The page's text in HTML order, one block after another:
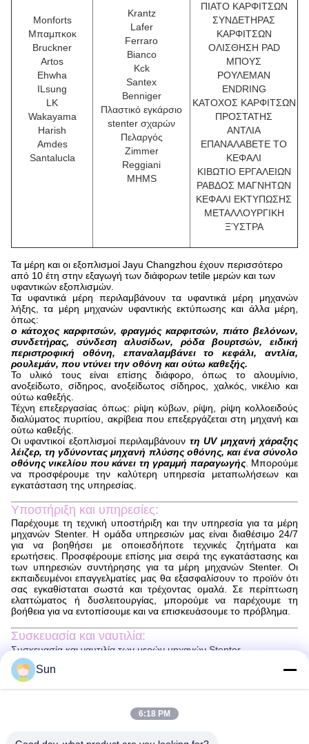
Monforts
Μπαμπκοκ
Bruckner
Artos
Ehwha
ILsung
LK
Wakayama
Harish
Amdes
Santalucla
Krantz
Lafer
Ferraro
Bianco
Kck
Santex
Benniger
Πλαστικό εγκάρσιο
stenter σχαρών
Πελαργός
Zimmer
Reggiani
MHMS
ΠΙΑΤΟ ΚΑΡΦΙΤΣΩΝ
ΣΥΝΔΕΤΗΡΑΣ
ΚΑΡΦΙΤΣΩΝ
ΟΛΙΣΘΗΣΗ PAD
ΜΠΟΥΣ
ΡΟΥΛΕΜΑΝ
ENDRING
ΚΑΤΟΧΟΣ ΚΑΡΦΙΤΣΩΝ
ΠΡΟΣΤΑΤΗΣ
ΑΝΤΛΙΑ
ΕΠΑΝΑΛΑΒΕΤΕ ΤΟ
ΚΕΦΑΛΙ
ΚΙΒΩΤΙΟ ΕΡΓΑΛΕΙΩΝ
ΡΑΒΔΟΣ ΜΑΓΝΗΤΩΝ
ΚΕΦΑΛΙ ΕΚΤΥΠΩΣΗΣ
ΜΕΤΑΛΛΟΥΡΓΙΚΗ
ΞΎΣΤΡΑ
Τα μέρη και οι εξοπλισμοί Jayu Changzhou έχουν περισσότερο
από 10 έτη στην εξαγωγή των διάφορων tetile μερών και των
υφαντικών εξοπλισμών.
Τα υφαντικά μέρη περιλαμβάνουν τα υφαντικά μέρη μηχανών
λήξης, τα μέρη μηχανών υφαντικής εκτύπωσης και άλλα μέρη,
όπως:
ο κάτοχος καρφιτσών, φραγμός καρφιτσών, πιάτο βελόνων,
συνδετήρας, σύνδεση αλυσίδων, ρόδα βουρτσών, ειδική
περιστροφική οθόνη, επαναλαμβάνει το κεφάλι, αντλία,
ρουλεμάν, που ντύνει την οθόνη και ούτω καθεξής.
Το υλικό τους είναι επίσης διάφορο, όπως το αλουμίνιο,
ανοξείδωτο, σίδηρος, ανοξείδωτος σίδηρος, χαλκός, νικέλιο και
ούτω καθεξής.
Τέχνη επεξεργασίας όπως: ρίψη κύβων, ρίψη, ρίψη κολλοειδούς
διαλύματος πυριτίου, ακρίβεια που επεξεργάζεται στη μηχανή και
ούτω καθεξής.
Οι υφαντικοί εξοπλισμοί περιλαμβάνουν τη UV μηχανή χάραξης
λέιζερ, τη γδύνοντας μηχανή πλύσης οθόνης, και ένα σύνολο
οθόνης νικελίου που κάνει τη γραμμή παραγωγής. Μπορούμε
να προσφέρουμε την καλύτερη υπηρεσία μεταπωλήσεων και
εγκατάσταση της υπηρεσίας.
Υποστήριξη και υπηρεσίες:
Παρέχουμε τη τεχνική υποστήριξη και την υπηρεσία για τα μέρη
μηχανών Stenter. Η ομάδα υπηρεσιών μας είναι διαθέσιμο 24/7
για να βοηθήσει με οποιεσδήποτε τεχνικές ζητήματα και
ερωτήσεις. Προσφέρουμε επίσης μια σειρά της εγκατάστασης και
των υπηρεσιών συντήρησης για τα μέρη μηχανών Stenter. Οι
εκπαιδευμένοι επαγγελματίες μας θα εξασφαλίσουν το προϊόν ότι
σας εγκαθίσταται σωστά και τρέχοντας ομαλά. Σε περίπτωση
ελαττώματος ή δυσλειτουργίας, μπορούμε να παρέχουμε τη
βοήθεια για να εντοπίσουμε και να επισκευάσουμε το πρόβλημα.
Συσκευασία και ναυτιλία:
Συσκευασία και ναυτιλία των μερών μηχανών Stenter
Τα μέρη της μηχανής stenter θα συσκευαστούν ασφαλώς για να
εξασφαλίσουν ότι φθάνουν στον τέλειο όρο. Τα μέρη θα
συσκευαστούν σε ένα κατάλληλο κιβώτιο μεγέθους με τη μείωση
κατάλογος συσκευασίας θα περιληφθεί με τη συσκευασία για να
Τα μέρη της μηχανής stenter θα σταλούν μέσω ενός αξιόπιστου
Sun
6:18 PM